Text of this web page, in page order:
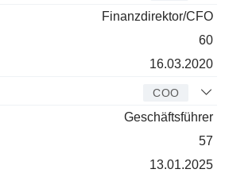
Finanzdirektor/CFO
60
16.03.2020
COO
Geschäftsführer
57
13.01.2025